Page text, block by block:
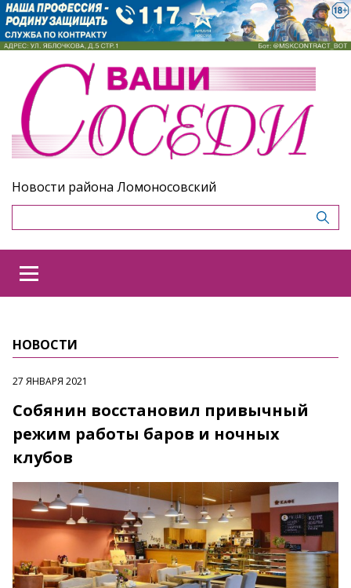
Новости района Ломоносовский
НОВОСТИ
27 ЯНВАРЯ 2021
Собянин восстановил привычный
режим работы баров и ночных
клубов